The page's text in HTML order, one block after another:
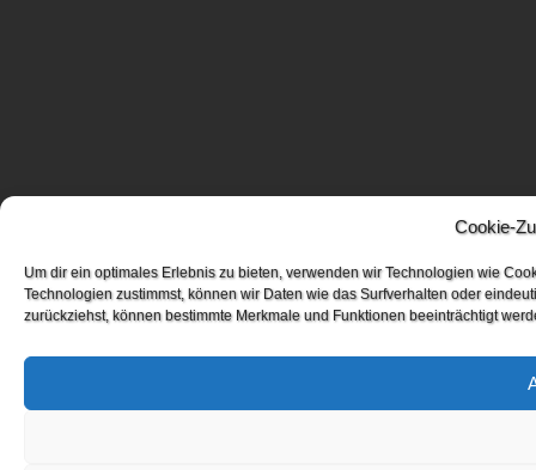
Cookie-
Um dir ein optimales Erlebnis zu bieten, verwenden wir Technologien wie
Technologien zustimmst, können wir Daten wie das Surfverhalten oder
zurückziehst, können bestimmte Merkmale und Funktionen beeinträchtigt